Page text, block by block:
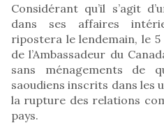
Considérant qu’il s’agit
dans ses affaires
ripostera le lendemain, le 5
de l’Ambassadeur du
sans ménagements de
saoudiens inscrits dans les
la rupture des relations
pays.